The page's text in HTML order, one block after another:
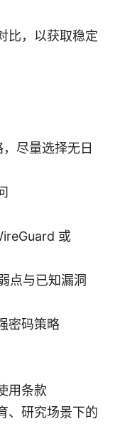
比，以获取稳定
尽量选择无日
或
点与已知漏洞
密码策略
用条款
、研究场景下的